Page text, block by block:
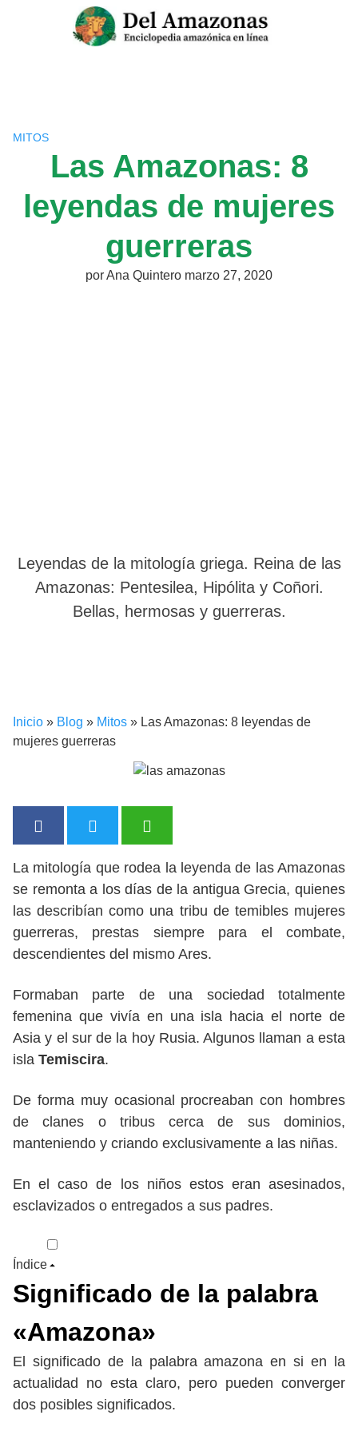
MITOS
Las Amazonas: 8
leyendas de mujeres
guerreras
porAna Quintero marzo 27, 2020
Leyendas de la mitología griega. Reina de las
Amazonas: Pentesilea, Hipólita y Coñori.
Bellas, hermosas y guerreras.
Inicio » Blog » Mitos » Las Amazonas: 8 leyendas de
mujeres guerreras
La mitología que rodea la leyenda de las Amazonas
se remonta a los días de la antigua Grecia, quienes
las describían como una tribu de temibles mujeres
guerreras, prestas siempre para el combate,
descendientes del mismo Ares.
Formaban parte de una sociedad totalmente
femenina que vivía en una isla hacia el norte de
Asia y el sur de la hoy Rusia. Algunos llaman a esta
isla Temiscira.
De forma muy ocasional procreaban con hombres
de clanes o tribus cerca de sus dominios,
manteniendo y criando exclusivamente a las niñas.
En el caso de los niños estos eran asesinados,
esclavizados o entregados a sus padres.
Índice
Significado de la palabra
«Amazona»
El significado de la palabra amazona en si en la
actualidad no esta claro, pero pueden converger
dos posibles significados.